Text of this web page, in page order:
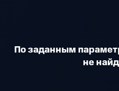
По заданным
не